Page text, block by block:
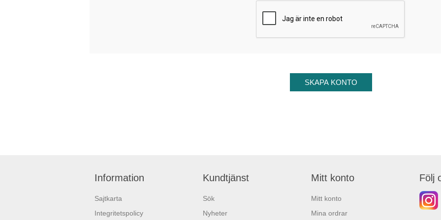
Information
Sajtkarta
Integritetspolicy
Kundtjänst
Sök
Nyheter
Mitt konto
Mitt konto
Mina ordrar
Följ